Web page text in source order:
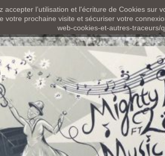
l’utilisation et l'écriture de Cookies
prochaine visite et sécuriser votre
web-cookies-et-autres-traceurs/